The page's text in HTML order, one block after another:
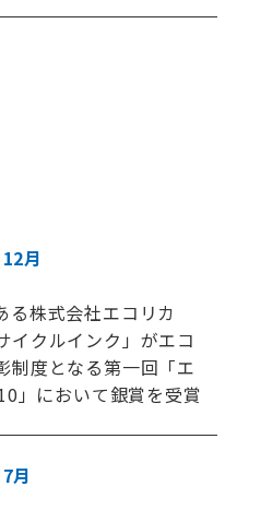
12月
る株式会社エコリカ
イクルインク」がエコ
制度となる第一回「エ
」において銀賞を受賞
7月